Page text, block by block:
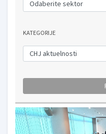
KATEGORIJE